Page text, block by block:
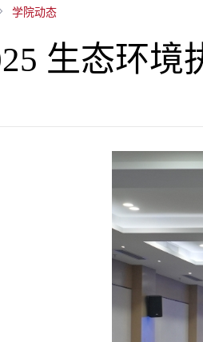
学院动态
生态环境